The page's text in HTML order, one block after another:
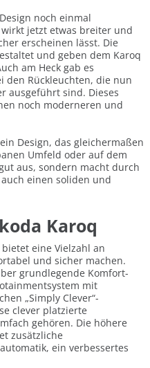
noch einmal
jetzt etwas breiter und
erscheinen lässt. Die
und geben dem Karoq
am Heck gab es
den Rückleuchten, die nun
ausgeführt sind. Dieses
noch moderneren und
Design, das gleichermaßen
Umfeld oder auf dem
aus, sondern macht durch
einen soliden und
Karoq
eine Vielzahl an
und sicher machen.
grundlegende Komfort-
mit
„Simply Clever“-
clever platzierte
gehören. Die höhere
zusätzliche
ein verbessertes